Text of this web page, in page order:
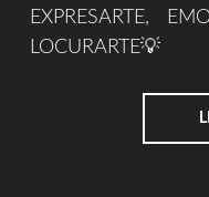
EXPRESARTE,
LOCURARTE💡